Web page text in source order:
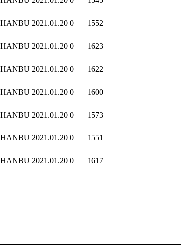
HANBU 2021.01.20 0 1552
HANBU 2021.01.20 0 1623
HANBU 2021.01.20 0 1622
HANBU 2021.01.20 0 1600
HANBU 2021.01.20 0 1573
HANBU 2021.01.20 0 1551
HANBU 2021.01.20 0 1617